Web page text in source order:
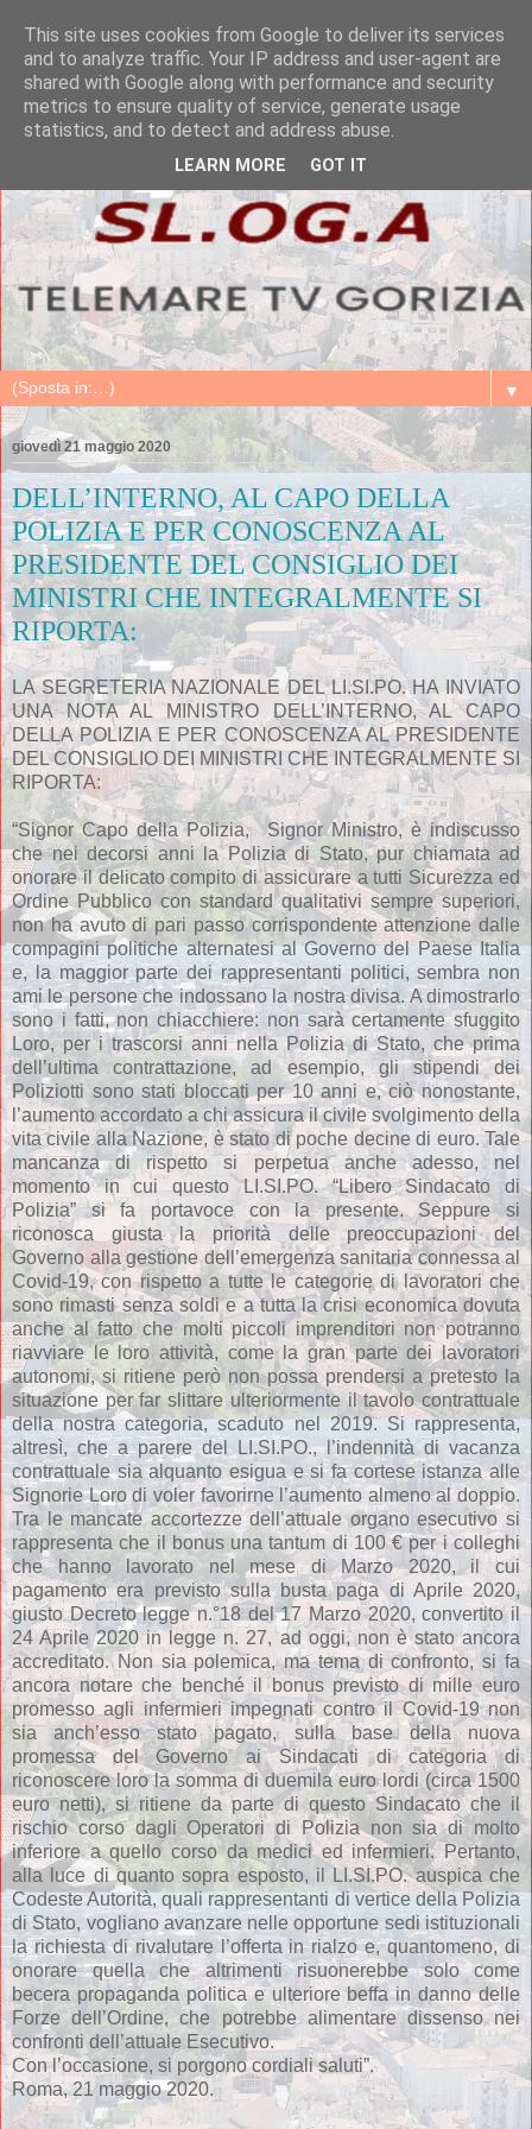
▼
giovedì 21 maggio 2020
DELL’INTERNO, AL CAPO DELLA
POLIZIA E PER CONOSCENZA AL
PRESIDENTE DEL CONSIGLIO DEI
MINISTRI CHE INTEGRALMENTE SI
RIPORTA:
LA SEGRETERIA NAZIONALE DEL LI.SI.PO. HA INVIATO
UNA NOTA AL MINISTRO DELL’INTERNO, AL CAPO
DELLA POLIZIA E PER CONOSCENZA AL PRESIDENTE
DEL CONSIGLIO DEI MINISTRI CHE INTEGRALMENTE SI
RIPORTA:
“Signor Capo della Polizia, Signor Ministro, è indiscusso
che nei decorsi anni la Polizia di Stato, pur chiamata ad
onorare il delicato compito di assicurare a tutti Sicurezza ed
Ordine Pubblico con standard qualitativi sempre superiori,
non ha avuto di pari passo corrispondente attenzione dalle
compagini politiche alternatesi al Governo del Paese Italia
e, la maggior parte dei rappresentanti politici, sembra non
ami le persone che indossano la nostra divisa. A dimostrarlo
sono i fatti, non chiacchiere: non sarà certamente sfuggito
Loro, per i trascorsi anni nella Polizia di Stato, che prima
dell’ultima contrattazione, ad esempio, gli stipendi dei
Poliziotti sono stati bloccati per 10 anni e, ciò nonostante,
l’aumento accordato a chi assicura il civile svolgimento della
vita civile alla Nazione, è stato di poche decine di euro. Tale
mancanza di rispetto si perpetua anche adesso, nel
momento in cui questo LI.SI.PO. “Libero Sindacato di
Polizia” si fa portavoce con la presente. Seppure si
riconosca giusta la priorità delle preoccupazioni del
Governo alla gestione dell’emergenza sanitaria connessa al
Covid-19, con rispetto a tutte le categorie di lavoratori che
sono rimasti senza soldi e a tutta la crisi economica dovuta
anche al fatto che molti piccoli imprenditori non potranno
riavviare le loro attività, come la gran parte dei lavoratori
autonomi, si ritiene però non possa prendersi a pretesto la
situazione per far slittare ulteriormente il tavolo contrattuale
della nostra categoria, scaduto nel 2019. Si rappresenta,
altresì, che a parere del LI.SI.PO., l’indennità di vacanza
contrattuale sia alquanto esigua e si fa cortese istanza alle
Signorie Loro di voler favorirne l’aumento almeno al doppio.
Tra le mancate accortezze dell’attuale organo esecutivo si
rappresenta che il bonus una tantum di 100 € per i colleghi
che hanno lavorato nel mese di Marzo 2020, il cui
pagamento era previsto sulla busta paga di Aprile 2020,
giusto Decreto legge n.°18 del 17 Marzo 2020, convertito il
24 Aprile 2020 in legge n. 27, ad oggi, non è stato ancora
accreditato. Non sia polemica, ma tema di confronto, si fa
ancora notare che benché il bonus previsto di mille euro
promesso agli infermieri impegnati contro il Covid-19 non
sia anch’esso stato pagato, sulla base della nuova
promessa del Governo ai Sindacati di categoria di
riconoscere loro la somma di duemila euro lordi (circa 1500
euro netti), si ritiene da parte di questo Sindacato che il
rischio corso dagli Operatori di Polizia non sia di molto
inferiore a quello corso da medici ed infermieri. Pertanto,
alla luce di quanto sopra esposto, il LI.SI.PO. auspica che
Codeste Autorità, quali rappresentanti di vertice della Polizia
di Stato, vogliano avanzare nelle opportune sedi istituzionali
la richiesta di rivalutare l’offerta in rialzo e, quantomeno, di
onorare quella che altrimenti risuonerebbe solo come
becera propaganda politica e ulteriore beffa in danno delle
Forze dell’Ordine, che potrebbe alimentare dissenso nei
confronti dell’attuale Esecutivo.
Con l’occasione, si porgono cordiali saluti”.
Roma, 21 maggio 2020.
This site uses cookies from Google to deliver its services
and to analyze traffic. Your IP address and user-agent are
shared with Google along with performance and security
metrics to ensure quality of service, generate usage
statistics, and to detect and address abuse.
LEARN MORE GOT IT